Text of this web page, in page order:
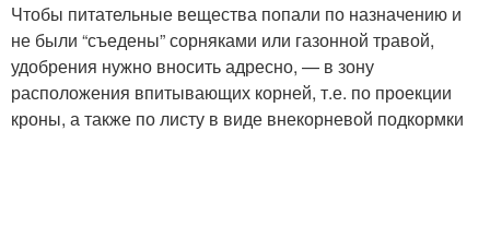
Чтобы питательные вещества попали по назначению и
не были “съедены” сорняками или газонной травой,
удобрения нужно вносить адресно, — в зону
расположения впитывающих корней, т.е. по проекции
кроны, а также по листу в виде внекорневой подкормки